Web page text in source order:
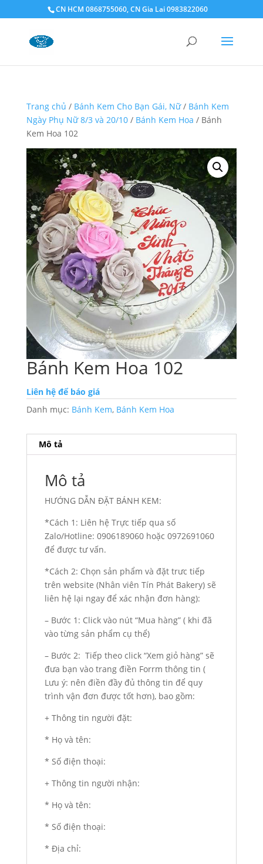
CN HCM 0868755060, CN Gia Lai 0983822060
Trang chủ / Bánh Kem Cho Bạn Gái, Nữ/ Bánh Kem
Ngày Phụ Nữ 8/3 và 20/10/ Bánh Kem Hoa / Bánh
Kem Hoa 102
Bánh Kem Hoa 102
Liên hệ để báo giá
Danh mục: Bánh Kem, Bánh Kem Hoa
Mô tả
Mô tả
HƯỚNG DẪN ĐẶT BÁNH KEM:
*Cách 1: Liên hệ Trực tiếp qua số
Zalo/Hotline: 0906189060 hoặc 0972691060
để được tư vấn.
*Cách 2: Chọn sản phẩm và đặt trưc tiếp
trên website (Nhân viên Tín Phát Bakery) sẽ
liên hệ lại ngay để xác nhận đơn hàng):
– Bước 1: Click vào nút “Mua hàng” ( khi đã
vào từng sản phẩm cụ thể)
– Bước 2: Tiếp theo click “Xem giỏ hàng” sẽ
đưa bạn vào trang điền Forrm thông tin (
Lưu ý: nên điền đầy đủ thông tin để quy
trình vận đơn được tốt hơn), bao gồm:
+ Thông tin người đặt:
* Họ và tên:
* Số điện thoại:
+ Thông tin người nhận:
* Họ và tên:
* Số điện thoại:
* Địa chỉ: